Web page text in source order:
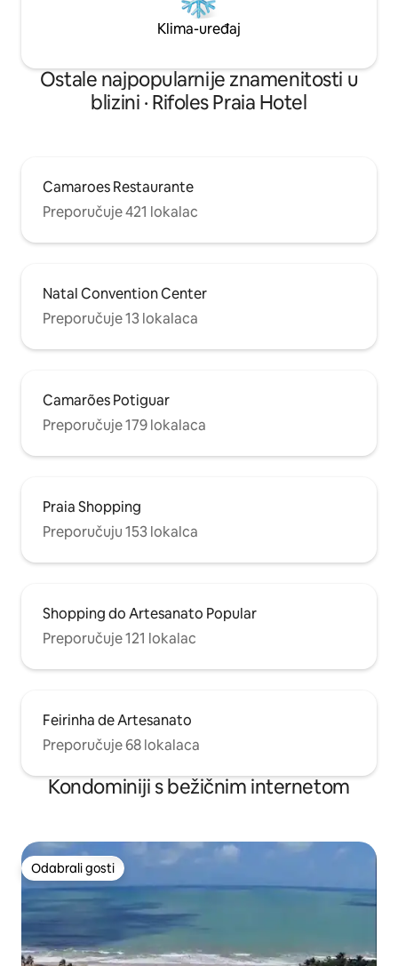
Klima-uređaj
Ostale najpopularnije znamenitosti u
blizini · Rifoles Praia Hotel
Camaroes Restaurante
Preporučuje 421 lokalac
Natal Convention Center
Preporučuje 13 lokalaca
Camarões Potiguar
Preporučuje 179 lokalaca
Praia Shopping
Preporučuju 153 lokalca
Shopping do Artesanato Popular
Preporučuje 121 lokalac
Feirinha de Artesanato
Preporučuje 68 lokalaca
Kondominiji s bežičnim internetom
Odabrali gosti
Odabrali gosti